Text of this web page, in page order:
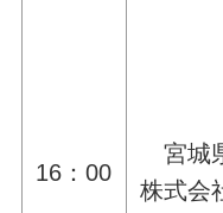
16：00
宮城
株式会